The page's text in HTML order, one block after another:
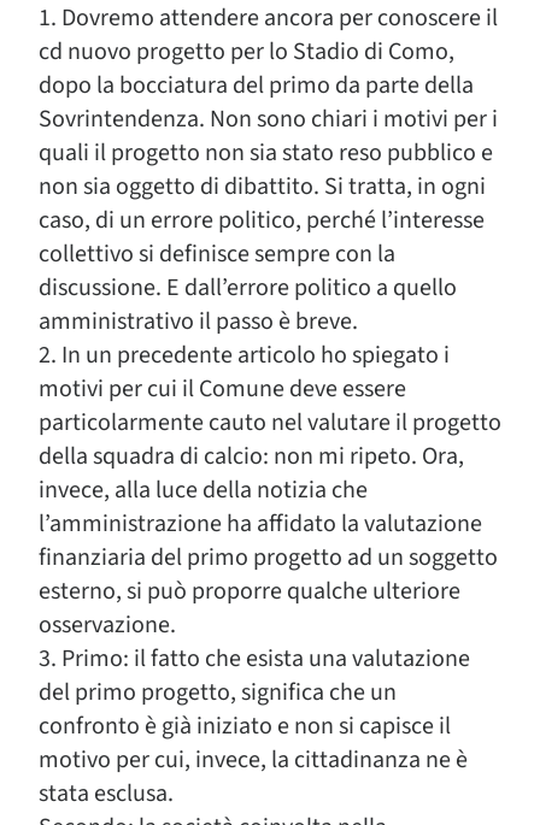
1. Dovremo attendere ancora per conoscere il
cd nuovo progetto per lo Stadio di Como,
dopo la bocciatura del primo da parte della
Sovrintendenza. Non sono chiari i motivi per i
quali il progetto non sia stato reso pubblico e
non sia oggetto di dibattito. Si tratta, in ogni
caso, di un errore politico, perché l’interesse
collettivo si definisce sempre con la
discussione. E dall’errore politico a quello
amministrativo il passo è breve.
2. In un precedente articolo ho spiegato i
motivi per cui il Comune deve essere
particolarmente cauto nel valutare il progetto
della squadra di calcio: non mi ripeto. Ora,
invece, alla luce della notizia che
l’amministrazione ha affidato la valutazione
finanziaria del primo progetto ad un soggetto
esterno, si può proporre qualche ulteriore
osservazione.
3. Primo: il fatto che esista una valutazione
del primo progetto, significa che un
confronto è già iniziato e non si capisce il
motivo per cui, invece, la cittadinanza ne è
stata esclusa.